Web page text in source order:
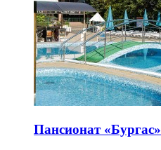
Пансионат «Бургас»